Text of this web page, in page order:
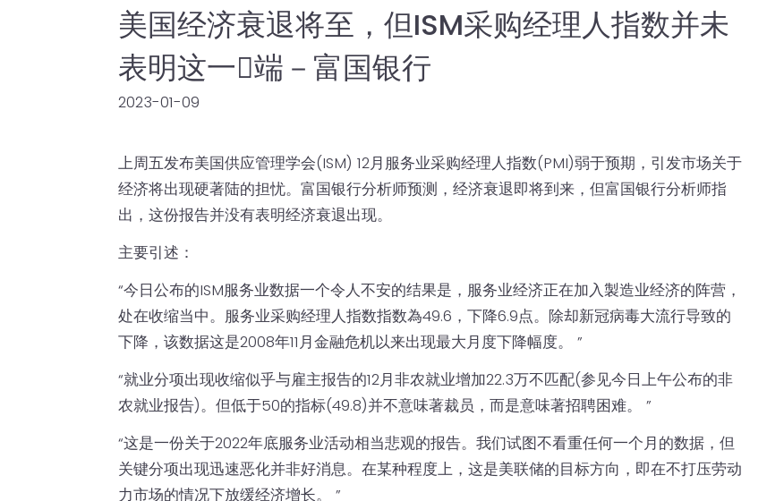
美国经济衰退将至，但ISM采购经理人指数并未
表明这一𫔭端－富国银行
2023-01-09
上周五发布美国供应管理学会(ISM) 12月服务业采购经理人指数(PMI)弱于预期，引发市场关于
经济将出现硬著陆的担忧。富国银行分析师预测，经济衰退即将到来，但富国银行分析师指
出，这份报告并没有表明经济衰退出现。
主要引述：
“今日公布的ISM服务业数据一个令人不安的结果是，服务业经济正在加入製造业经济的阵营，
处在收缩当中。服务业采购经理人指数指数為49.6，下降6.9点。除却新冠病毒大流行导致的
下降，该数据这是2008年11月金融危机以来出现最大月度下降幅度。 ”
“就业分项出现收缩似乎与雇主报告的12月非农就业增加22.3万不匹配(参见今日上午公布的非
农就业报告)。但低于50的指标(49.8)并不意味著裁员，而是意味著招聘困难。 ”
“这是一份关于2022年底服务业活动相当悲观的报告。我们试图不看重任何一个月的数据，但
关键分项出现迅速恶化并非好消息。在某种程度上，这是美联储的目标方向，即在不打压劳动
力市场的情况下放缓经济增长。 ”